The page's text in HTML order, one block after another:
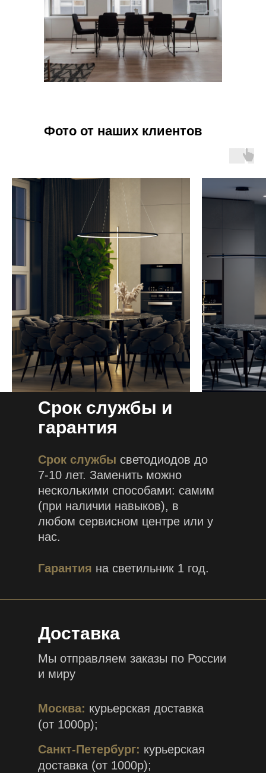
Фото от наших клиентов
Срок службы и
гарантия
Срок службы светодиодов до
7-10 лет. Заменить можно
несколькими способами: самим
(при наличии навыков), в
любом сервисном центре или у
нас.
Гарантия на светильник 1 год.
Доставка
Мы отправляем заказы по России
и миру
Москва: курьерская доставка
(от 1000р);
Санкт-Петербург: курьерская
доставка (от 1000р);